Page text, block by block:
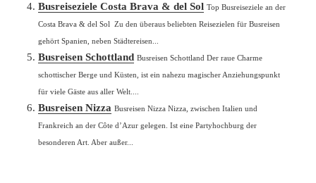
Busreiseziele Costa Brava & del Sol Top Busreiseziele an der
Costa Brava & del Sol Zu den überaus beliebten Reisezielen für Busreisen
gehört Spanien, neben Städtereisen...
Busreisen Schottland Busreisen Schottland Der raue Charme
schottischer Berge und Küsten, ist ein nahezu magischer Anziehungspunkt
für viele Gäste aus aller Welt....
Busreisen Nizza Busreisen Nizza Nizza, zwischen Italien und
Frankreich an der Côte d’Azur gelegen. Ist eine Partyhochburg der
besonderen Art. Aber außer...